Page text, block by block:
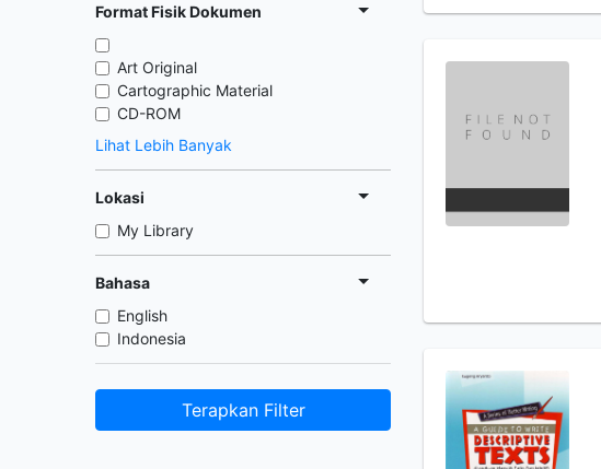
Format Fisik Dokumen
Art Original
Cartographic Material
CD-ROM
Lihat Lebih Banyak
Lokasi
My Library
Bahasa
English
Indonesia
Terapkan Filter